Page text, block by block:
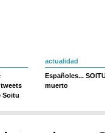
Soitu
actualidad
Españoles...
muerto